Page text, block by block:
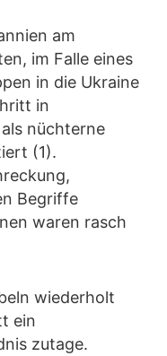
am
im Falle eines
in die Ukraine
in
nüchterne
(1).
Begriffe
waren rasch
wiederholt
ein
zutage.